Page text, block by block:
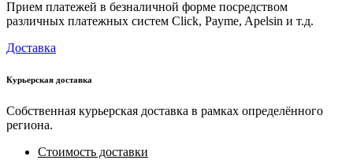
Прием платежей в безналичной форме посредством
различных платежных систем Click, Payme, Apelsin и т.д.
Доставка
Курьерская доставка
Собственная курьерская доставка в рамках определённого
региона.
Стоимость доставки